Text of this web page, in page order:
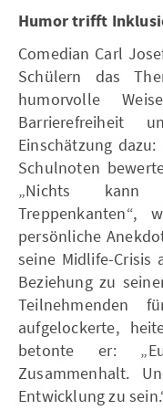
Humor trifft
Comedian Carl
Schülern das
humorvolle
Barrierefreiheit
Einschätzung
Schulnoten
„Nichts kann
Treppenkanten“,
persönliche
seine Midlife-Crisis
Beziehung zu
Teilnehmenden
aufgelockerte,
betonte er:
Zusammenhalt.
Entwicklung zu